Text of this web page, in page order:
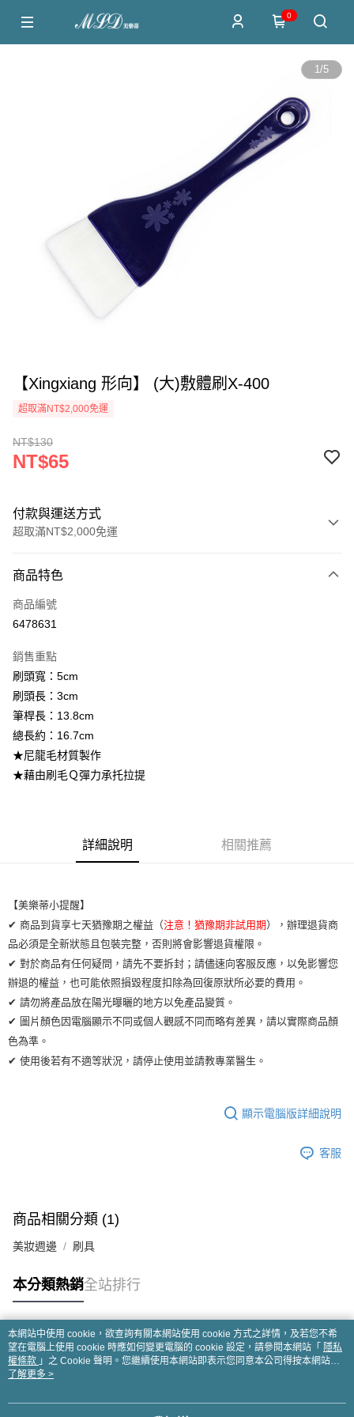
0
1/5
【Xingxiang 形向】 (大)敷體刷X-400
超取滿NT$2,000免運
NT$130
NT$65
付款與運送方式
超取滿NT$2,000免運
信用卡一次付款
超商取貨付款
悠遊付
ATM付款
運送方式
每筆NT$65，滿NT$2,000(含以上)免運費
商品特色
商品編號
6478631
銷售重點
刷頭寬：5cm
刷頭長：3cm
筆桿長：13.8cm
總長約：16.7cm
★尼龍毛材質製作
★藉由刷毛Ｑ彈力承托拉提
詳細說明 相關推薦
【美樂蒂小提醒】
✔ 商品到貨享七天猶豫期之權益（注意！猶豫期非試用期），辦理退貨商
品必須是全新狀態且包裝完整，否則將會影響退貨權限。
✔ 對於商品有任何疑問，請先不要拆封；請儘速向客服反應，以免影響您
辦退的權益，也可能依照損毀程度扣除為回復原狀所必要的費用。
✔ 請勿將產品放在陽光曝曬的地方以免產品變質。
✔ 圖片顏色因電腦顯示不同或個人觀感不同而略有差異，請以實際商品顏
色為準。
✔ 使用後若有不適等狀況，請停止使用並請教專業醫生。
顯示電腦版詳細說明
客服
商品相關分類 (1)
美妝週邊 刷具
本分類熱銷全站排行
熱門標籤
本網站中使用 cookie，欲查詢有關本網站使用 cookie 方式之詳情，及若您不希
望在電腦上使用 cookie 時應如何變更電腦的 cookie 設定，請參閱本網站「 隱私
權條款 」之 Cookie 聲明。您繼續使用本網站即表示您同意本公司得按本網站使
用條款之 Cookie 聲明使用 cookie。
了解更多 >